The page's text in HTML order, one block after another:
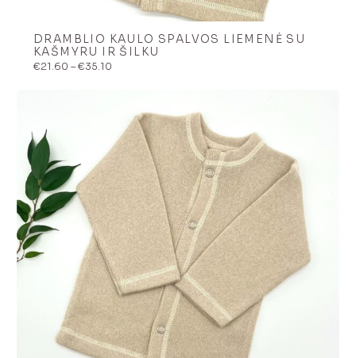
DRAMBLIO KAULO SPALVOS LIEMENĖ SU
KAŠMYRU IR ŠILKU
€21.60 –€35.10
€35.10